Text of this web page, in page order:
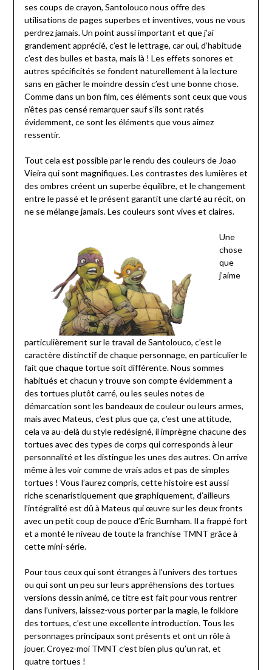
ses coups de crayon, Santolouco nous offre des
utilisations de pages superbes et inventives, vous ne vous
perdrez jamais. Un point aussi important et que j’ai
grandement apprécié, c’est le lettrage, car oui, d’habitude
c’est des bulles et basta, mais là ! Les effets sonores et
autres spécificités se fondent naturellement à la lecture
sans en gâcher le moindre dessin c’est une bonne chose.
Comme dans un bon film, ces éléments sont ceux que vous
n’êtes pas censé remarquer sauf s’ils sont ratés
évidemment, ce sont les éléments que vous aimez
ressentir.
Tout cela est possible par le rendu des couleurs de Joao
Vieira qui sont magnifiques. Les contrastes des lumières et
des ombres créent un superbe équilibre, et le changement
entre le passé et le présent garantit une clarté au récit, on
ne se mélange jamais. Les couleurs sont vives et claires.
Une
chose
que
j’aime
particulièrement sur le travail de Santolouco, c’est le
caractère distinctif de chaque personnage, en particulier le
fait que chaque tortue soit différente. Nous sommes
habitués et chacun y trouve son compte évidemment a
des tortues plutôt carré, ou les seules notes de
démarcation sont les bandeaux de couleur ou leurs armes,
mais avec Mateus, c’est plus que ça, c’est une attitude,
cela va au-delà du style redésigné, il imprègne chacune des
tortues avec des types de corps qui corresponds à leur
personnalité et les distingue les unes des autres. On arrive
même à les voir comme de vrais ados et pas de simples
tortues ! Vous l’aurez compris, cette histoire est aussi
riche scenaristiquement que graphiquement, d’ailleurs
l’intégralité est dû à Mateus qui œuvre sur les deux fronts
avec un petit coup de pouce d’Éric Burnham. Il a frappé fort
et a monté le niveau de toute la franchise TMNT grâce à
cette mini-série.
Pour tous ceux qui sont étranges à l’univers des tortues
ou qui sont un peu sur leurs appréhensions des tortues
versions dessin animé, ce titre est fait pour vous rentrer
dans l’univers, laissez-vous porter par la magie, le folklore
des tortues, c’est une excellente introduction. Tous les
personnages principaux sont présents et ont un rôle à
jouer. Croyez-moi TMNT c’est bien plus qu’un rat, et
quatre tortues !